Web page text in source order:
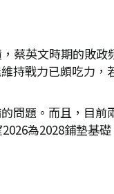
蔡英文時期的敗
持戰力已頗吃力，
問題。而且，目前
為2028鋪墊基